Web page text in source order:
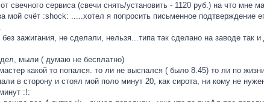
свечного сервиса (свечи снять/установить - 1120 руб.) на что мне
мой счёт :shock: .....хотел я попросить письменное подтверждение
зажигания, не сделали, нельзя...типа так сделано на заводе
мыли ( думаю не бесплатно)
какой то попался. то ли не выспался ( было 8.45) то ли по
в сторону и стоял мой поло минут 20, как сирота, ни кому не
:!: